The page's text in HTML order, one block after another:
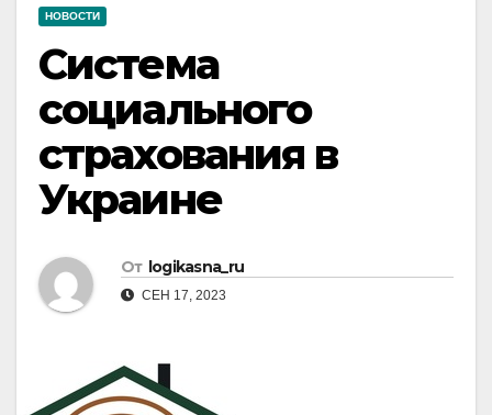
НОВОСТИ
Система
социального
страхования в
Украине
От logikasna_ru
СЕН 17, 2023